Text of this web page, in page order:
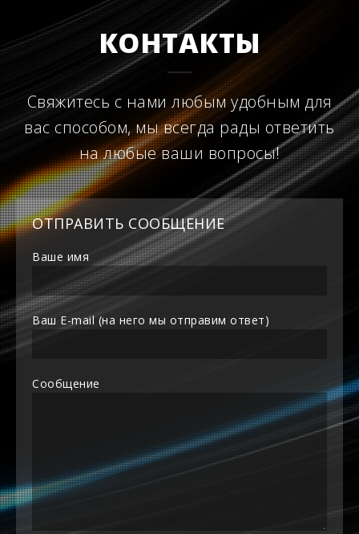
КОНТАКТЫ
Свяжитесь с нами любым удобным для
вас способом, мы всегда рады ответить
на любые ваши вопросы!
ОТПРАВИТЬ СООБЩЕНИЕ
Ваше имя
Ваш E-mail (на него мы отправим ответ)
Сообщение